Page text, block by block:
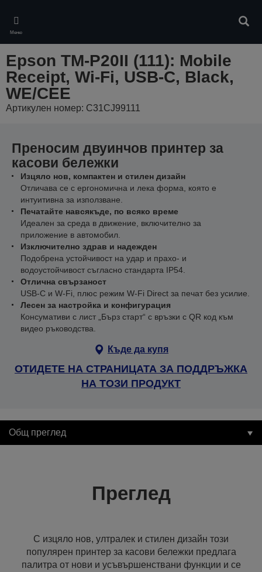
main
content
Меню
Epson TM-P20II (111): Mobile
Receipt, Wi-Fi, USB-C, Black,
WE/CEE
Артикулен номер: C31CJ99111
Преносим двуинчов принтер за
касови бележки
Изцяло нов, компактен и стилен дизайн
Отличава се с ергономична и лека форма, която е
интуитивна за използване.
Печатайте навсякъде, по всяко време
Идеален за среда в движение, включително за
приложение в автомобил.
Изключително здрав и надежден
Подобрена устойчивост на удар и прахо- и
водоустойчивост съгласно стандарта IP54.
Отлична свързаност
USB-C и W-Fi, плюс режим W-Fi Direct за печат без усилие.
Лесен за настройка и конфигурация
Консумативи с лист „Бърз старт“ с връзки с QR код към
видео ръководства.
Къде да купя
ОТИДЕТЕ НА СТРАНИЦАТА ЗА ПОДДРЪЖКА
НА ТОЗИ ПРОДУКТ
Общ преглед
Преглед
С изцяло нов, ултралек и стилен дизайн този
популярен принтер за касови бележки предлага
палитра от нови и усъвършенствани функции и се